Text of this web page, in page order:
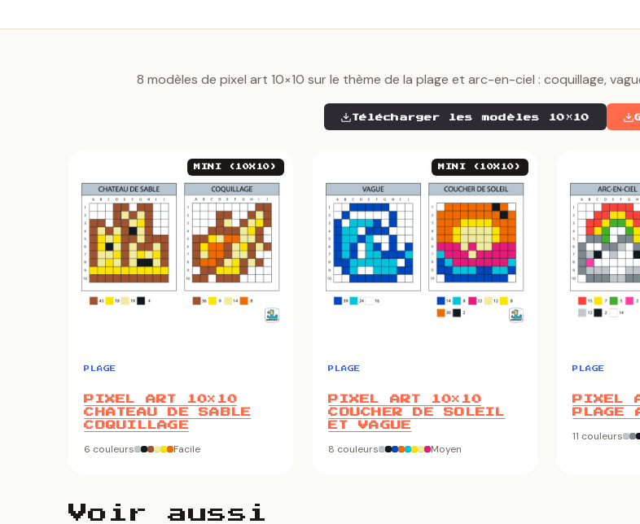
8 modèles de pixel art 10×10 sur le thème de la plage et arc-en-ciel : coquillage,
Télécharger les modèles 10×10
MINI (10X10)
PLAGE
PIXEL ART 10×10
CHATEAU DE SABLE
COQUILLAGE
6 couleurs Facile
MINI (10X10)
PLAGE
PIXEL ART 10×10
COUCHER DE SOLEIL
ET VAGUE
8 couleurs Moyen
PLAGE
PIXEL
PLAGE
11 couleurs
Voir aussi